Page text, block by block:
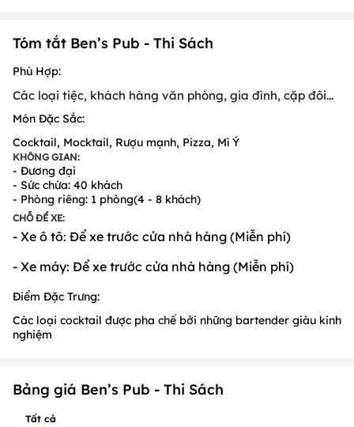
Tóm tắt Ben’s Pub - Thi Sách
Phù Hợp:
Các loại tiệc, khách hàng văn phòng, gia đình, cặp đôi...
Món Đặc Sắc:
Cocktail, Mocktail, Rượu mạnh, Pizza, Mì Ý
KHÔNG GIAN:
- Đương đại
- Sức chứa: 40 khách
- Phòng riêng: 1 phòng(4 - 8 khách)
CHỖ ĐỂ XE:
- Xe ô tô: Để xe trước cửa nhà hàng (Miễn phí)
- Xe máy: Để xe trước cửa nhà hàng (Miễn phí)
Điểm Đặc Trưng:
Các loại cocktail được pha chế bởi những bartender giàu kinh
nghiệm
Bảng giá Ben’s Pub - Thi Sách
Tất cả